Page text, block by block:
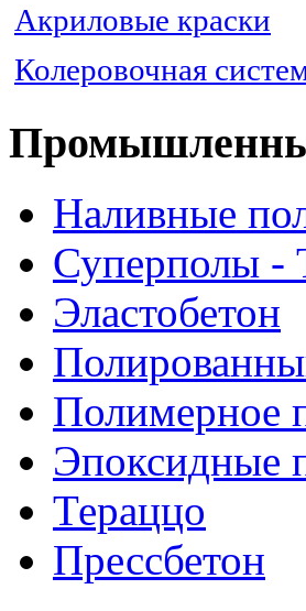
Акриловые краски
Колеровочная
Наливные
Суперполы -
Эластобетон
Полимерное
Эпоксидные
Тераццо
Прессбетон